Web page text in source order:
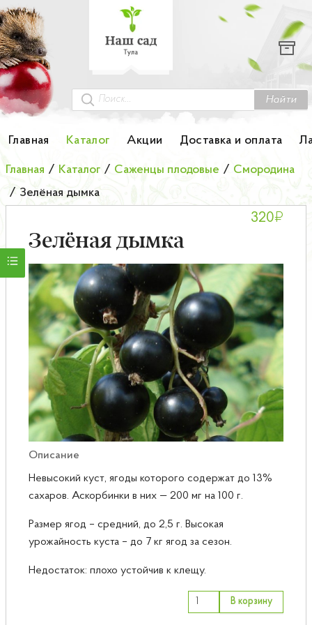
Найти
Главная Каталог Акции Доставка и оплата
Каталог
Гортензии
Грунты
Колоновидные деревья
Лук-севок
Малина
Мини-деревья
НОВИНКА Английские и Японские розы
Саженцы плодовые
Сирень
Главная / Каталог / Саженцы плодовые / Смородина
/ Зелёная дымка
Зелёная дымка
320₽
Описание
Невысокий куст, ягоды которого содержат до 13%
сахаров. Аскорбинки в них — 200 мг на 100 г.
Размер ягод – средний, до 2,5 г. Высокая
урожайность куста – до 7 кг ягод за сезон.
Недостаток: плохо устойчив к клещу.
В корзину